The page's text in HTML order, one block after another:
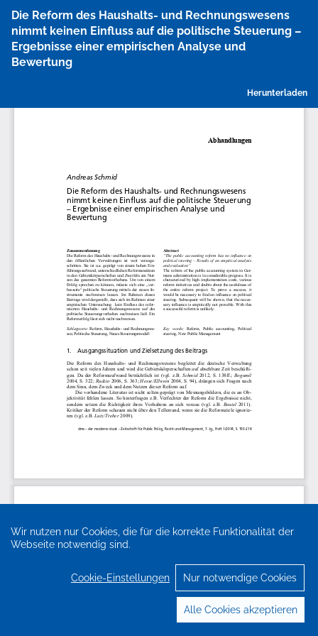
Wir nutzen nur Cookies, die für die korrekte Funktionalität der
Webseite notwendig sind.
Cookie-Einstellungen Nur notwendige Cookies
Alle Cookies akzeptieren
Artikeldetails
zurückkehren
Die Reform des Haushalts- und Rechnungswesens
nimmt keinen Einfluss auf die politische Steuerung –
Ergebnisse einer empirischen Analyse und
Bewertung
Herunterladen